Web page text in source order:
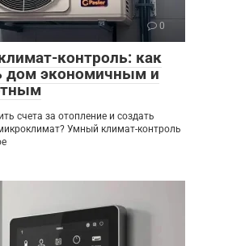
0
контроль: как
дом экономичным и
счета за отопление и создать
Умный климат-контроль